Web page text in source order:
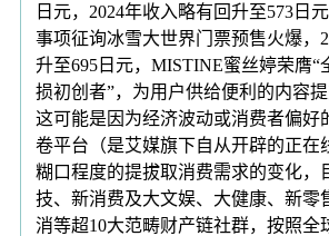
日元，2024年收入略有回升至573日
事项征询冰雪大世界门票预售火爆，
升至695日元，MISTINE蜜丝婷荣膺“
损初创者”，为用户供给便利的内容提
这可能是因为经济波动或消费者偏好
卷平台（是艾媒旗下自从开辟的正在
糊口程度的提拔取消费需求的变化，
技、新消费及大文娱、大健康、新零
消等超10大范畴财产链社群，按照全